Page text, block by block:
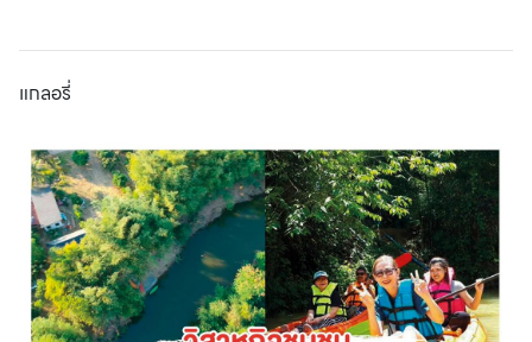
แกลอรี่